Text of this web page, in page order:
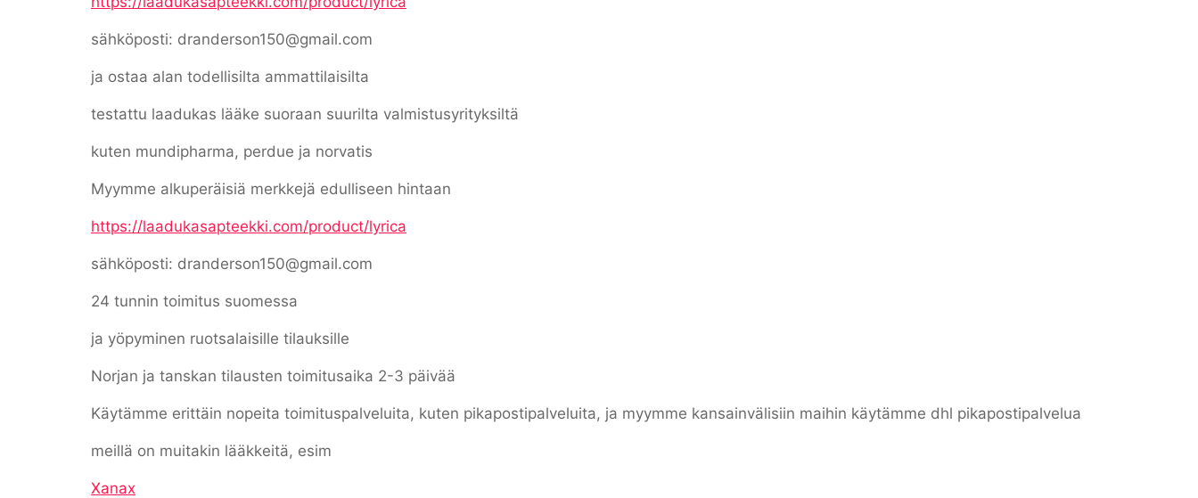
sähköposti: dranderson150@gmail.com
ja ostaa alan todellisilta ammattilaisilta
testattu laadukas lääke suoraan suurilta valmistusyrityksiltä
kuten mundipharma, perdue ja norvatis
Myymme alkuperäisiä merkkejä edulliseen hintaan
https://laadukasapteekki.com/product/lyrica
sähköposti: dranderson150@gmail.com
24 tunnin toimitus suomessa
ja yöpyminen ruotsalaisille tilauksille
Norjan ja tanskan tilausten toimitusaika 2-3 päivää
Käytämme erittäin nopeita toimituspalveluita, kuten pikapostipalveluita, ja myymme kansainvälisiin maihin käytämme dhl pikapostipalvelua
meillä on muitakin lääkkeitä, esim
Xanax